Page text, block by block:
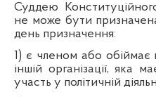
Суддею
не може бути
день призначення:
1) є членом або обіймає
іншій організації, яка
участь у політичній